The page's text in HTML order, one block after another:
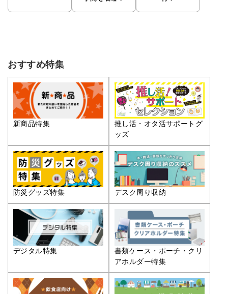
おすすめ特集
新商品特集
推し活・オタ活サポートグ
ッズ
防災グッズ特集 デスク周り収納
デジタル特集
書類ケース・ポーチ・クリ
アホルダー特集